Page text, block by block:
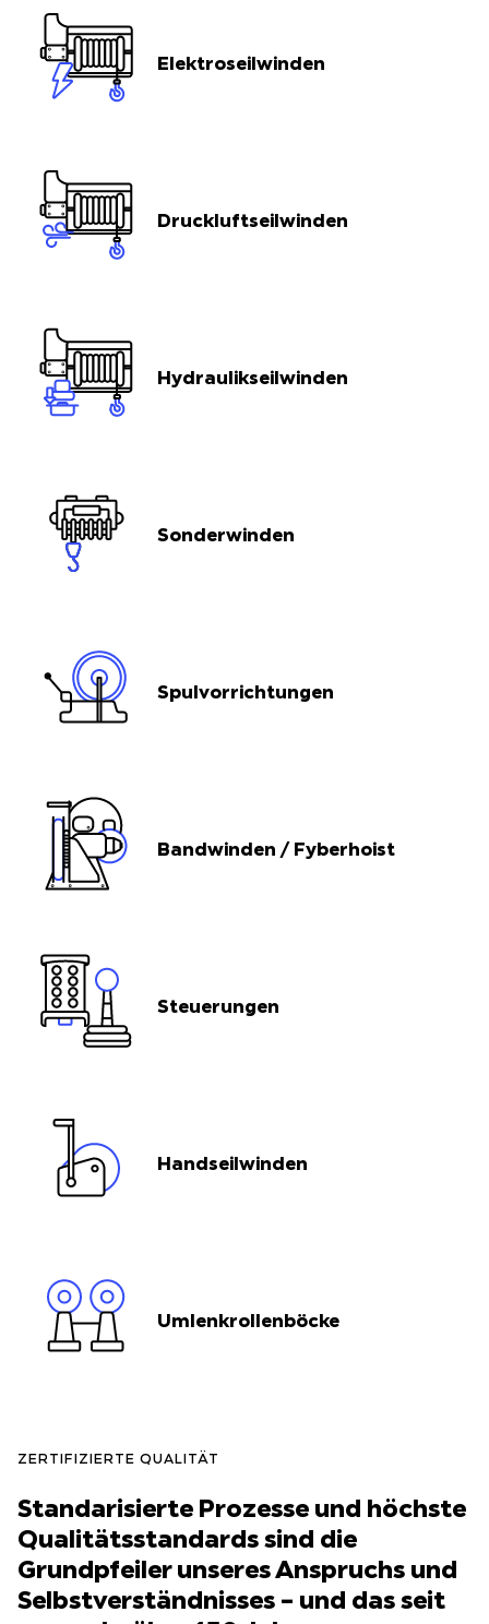
Elektroseilwinden
Druckluftseilwinden
Hydraulikseilwinden
Sonderwinden
Spulvorrichtungen
Bandwinden / Fyberhoist
Steuerungen
Handseilwinden
Umlenkrollenböcke
ZERTIFIZIERTE QUALITÄT
Standarisierte Prozesse und höchste
Qualitätsstandards sind die
Grundpfeiler unseres Anspruchs und
Selbstverständnisses – und das seit